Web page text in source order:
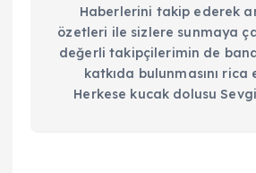
Haberlerini takip ederek
özetleri ile sizlere sunmaya
değerli takipçilerimin de
katkıda bulunmasını rica
Herkese kucak dolusu